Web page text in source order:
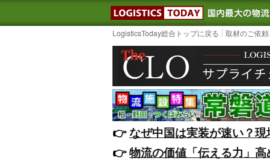
LOGISTICS
LogisticsToday総合トップに戻る 取材のご依
👉️なぜ中国は実装が速い？
👉️物流の価値「伝える力」